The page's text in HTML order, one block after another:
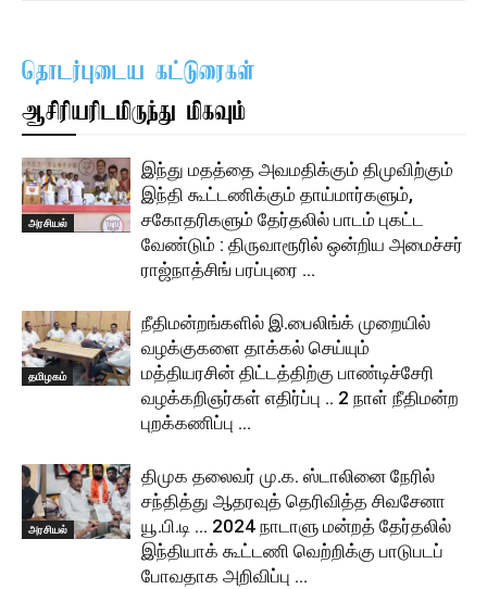
தொடர்புடைய கட்டுரைகள்
ஆசிரியரிடமிருந்து மிகவும்
அரசியல்
இந்து மதத்தை அவமதிக்கும் திமுவிற்கும்
இந்தி கூட்டணிக்கும் தாய்மார்களும்,
சகோதரிகளும் தேர்தலில் பாடம் புகட்ட
வேண்டும் : திருவாரூரில் ஒன்றிய அமைச்சர்
ராஜ்நாத்சிங் பரப்புரை …
தமிழகம்
நீதிமன்றங்களில் இ.பைலிங்க் முறையில்
வழக்குகளை தாக்கல் செய்யும்
மத்தியரசின் திட்டத்திற்கு பாண்டிச்சேரி
வழக்கறிஞர்கள் எதிர்ப்பு .. 2 நாள் நீதிமன்ற
புறக்கணிப்பு …
அரசியல்
திமுக தலைவர் மு.க. ஸ்டாலினை நேரில்
சந்தித்து ஆதரவுத் தெரிவித்த சிவசேனா
யூ.பி.டி … 2024 நாடாளு மன்றத் தேர்தலில்
இந்தியாக் கூட்டணி வெற்றிக்கு பாடுபடப்
போவதாக அறிவிப்பு …